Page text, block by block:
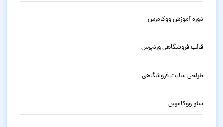
دوره آموزش ووکامرس
قالب فروشگاهی وردپرس
طراحی سایت فروشگاهی
سئو ووکامرس